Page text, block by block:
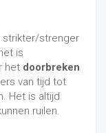
strenger
is
het doorbreken
van tijd tot
Het is altijd
ruilen.